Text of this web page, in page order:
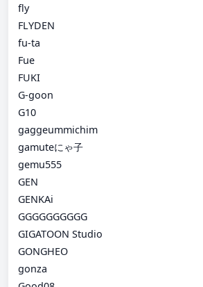
fly
FLYDEN
fu-ta
Fue
FUKI
G-goon
G10
gaggeummichim
gamuteにゃ子
gemu555
GEN
GENKAi
GGGGGGGGGG
GIGATOON Studio
GONGHEO
gonza